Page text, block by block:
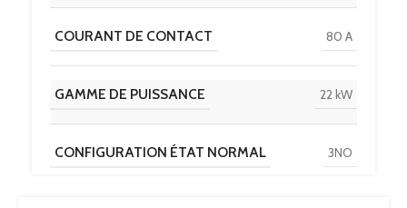
COURANT DE CONTACT 80 A
GAMME DE PUISSANCE 22 kW
CONFIGURATION ÉTAT NORMAL 3NO